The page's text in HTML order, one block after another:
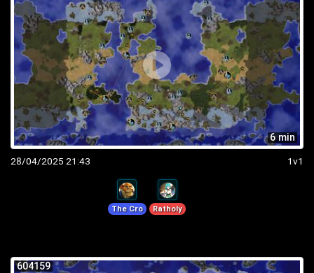
6 min
28/04/2025 21:43 1v1
The Cro Ratholy
604159